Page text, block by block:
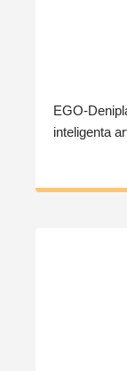
EGO-
inteligenta